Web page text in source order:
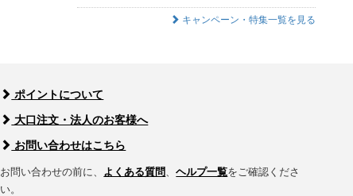
キャンペーン・特集一覧を見る
ポイントについて
大口注文・法人のお客様へ
お問い合わせはこちら
お問い合わせの前に、 よくある質問、ヘルプ一覧をご確認くださ
い。